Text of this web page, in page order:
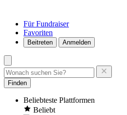
Für Fundraiser
Favoriten
Beitreten Anmelden
Finden
Beliebteste Plattformen
Beliebt